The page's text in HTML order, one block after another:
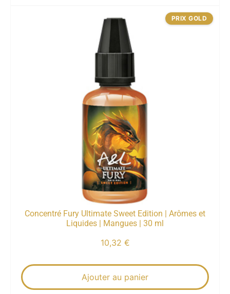
Concentré Fury Ultimate Sweet Edition | Arômes et
Liquides | Mangues | 30 ml
10,32 €
Ajouter au panier
PRIX GOLD